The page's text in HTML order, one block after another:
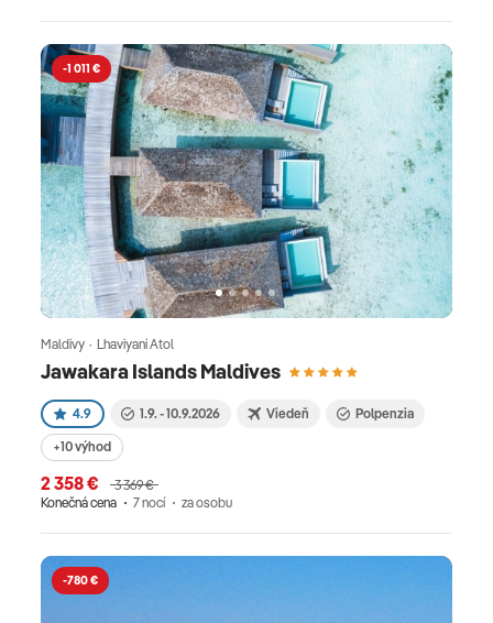
-1 011 €
Jawakara Islands Maldives
Maldivy · Lhaviyani Atol
4.9 1.9. - 10.9.2026 Viedeň Polpenzia
+10 výhod
2 358 €
3 369 €
Konečná cena
7 nocí za osobu
-780 €